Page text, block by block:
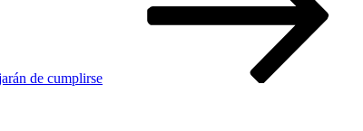
de cumplirse